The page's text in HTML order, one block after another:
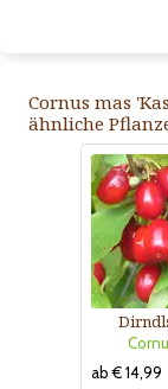
Cornus mas
ähnliche
ab € 14,99